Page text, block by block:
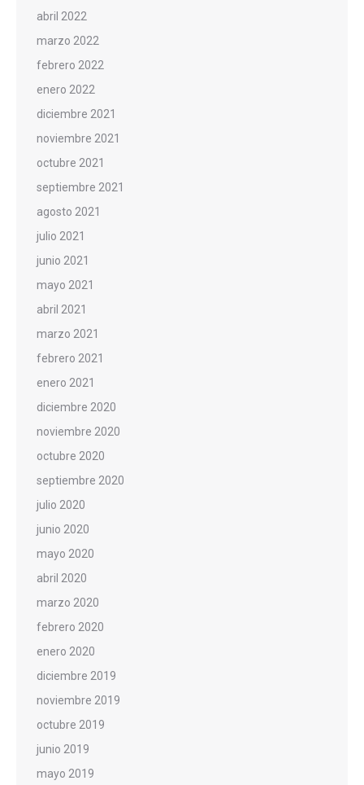
abril 2022
marzo 2022
febrero 2022
enero 2022
diciembre 2021
noviembre 2021
octubre 2021
septiembre 2021
agosto 2021
julio 2021
junio 2021
mayo 2021
abril 2021
marzo 2021
febrero 2021
enero 2021
diciembre 2020
noviembre 2020
octubre 2020
septiembre 2020
julio 2020
junio 2020
mayo 2020
abril 2020
marzo 2020
febrero 2020
enero 2020
diciembre 2019
noviembre 2019
octubre 2019
junio 2019
mayo 2019